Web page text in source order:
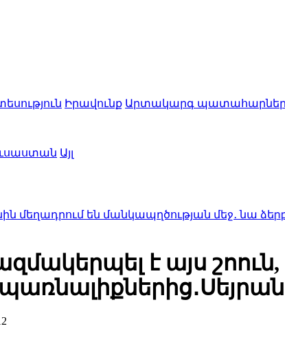
Իրավունք Արտակարգ պատահարներ
Այլ
են մանկապղծության մեջ․ նա ձերբակալվել է
է այս շոուն,